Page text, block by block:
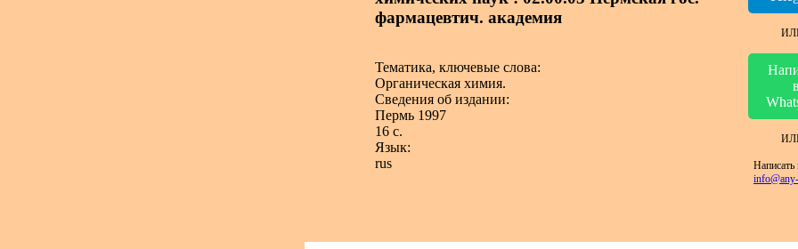
фармацевтич. академия
Тематика, ключевые слова:
Органическая химия.
Сведения об издании:
Пермь 1997
16 с.
Язык:
rus
в
Написать